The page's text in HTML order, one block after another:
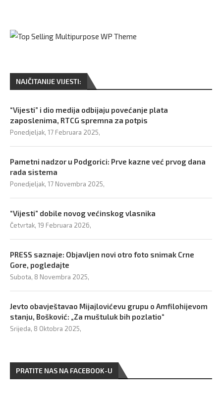
NAJČITANIJE VIJESTI:
“Vijesti” i dio medija odbijaju povećanje plata
zaposlenima, RTCG spremna za potpis
Ponedjeljak, 17 Februara 2025,
Pametni nadzor u Podgorici: Prve kazne već prvog dana
rada sistema
Ponedjeljak, 17 Novembra 2025,
“Vijesti” dobile novog većinskog vlasnika
Četvrtak, 19 Februara 2026,
PRESS saznaje: Objavljen novi otro foto snimak Crne
Gore, pogledajte
Subota, 8 Novembra 2025,
Jevto obavještavao Mijajlovićevu grupu o Amfilohijevom
stanju, Bošković: „Za muštuluk bih pozlatio“
Srijeda, 8 Oktobra 2025,
PRATITE NAS NA FACEBOOK-U